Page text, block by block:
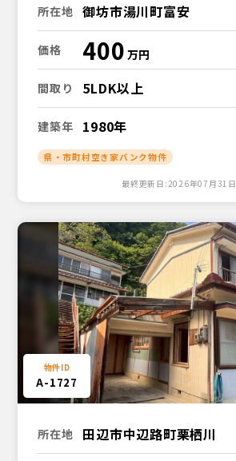
所在地 御坊市湯川町富安
価格 400
間取り 5LDK以上
建築年 1980年
県・市町村空き家バンク物件
最終更新日:2026年07月31日
A-1727
所在地 田辺市中辺路町栗栖川